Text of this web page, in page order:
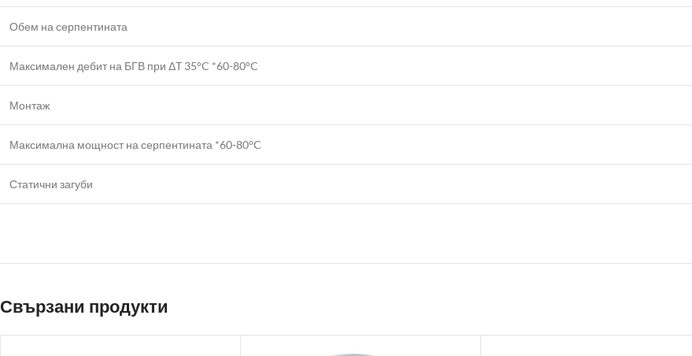
Обем на серпентината
Максимален дебит на БГВ при ΔT 35°C *60-80°C
Монтаж
Максимална мощност на серпентината *60-80°C
Статични загуби
Свързани продукти